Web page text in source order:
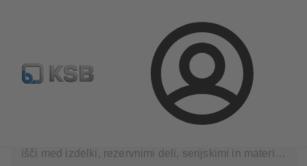
Prijava
Standardno iskanje rezervih delov Konfiguracija
Orodja za analizo
iskanja